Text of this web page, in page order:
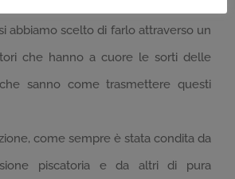
abbiamo scelto di farlo attraverso un
che hanno a cuore le sorti delle
sanno come trasmettere questi
come sempre è stata condita da
piscatoria e da altri di pura